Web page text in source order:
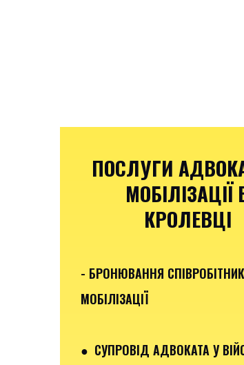
ПОСЛУГИ
МОБІЛІЗАЦІЇ
КРОЛЕВЦІ
- БРОНЮВАННЯ
МОБІЛІЗАЦІЇ
● СУПРОВІД АДВОКАТА У